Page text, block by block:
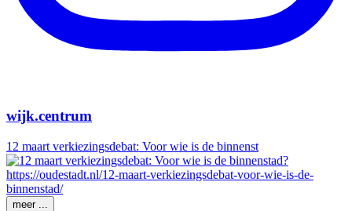
wijk.centrum
12 maart verkiezingsdebat: Voor wie is de binnenst
meer ...